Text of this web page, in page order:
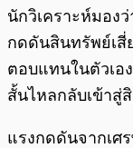
นักวิเคราะห์มอง
กดดันสินทรัพย์เสี่
ตอบแทนในตัวเอ
สั้นไหลกลับเข้า
แรงกดดันจากเศ